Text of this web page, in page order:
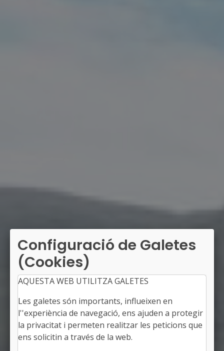
Configuració de Galetes
(Cookies)
AQUESTA WEB UTILITZA GALETES
Les galetes són importants, influeixen en
l''experiència de navegació, ens ajuden a protegir
la privacitat i permeten realitzar les peticions que
ens solicitin a través de la web.